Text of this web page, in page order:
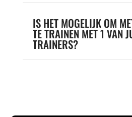
IS HET MOGELIJK OM
TE TRAINEN MET 1 VAN
TRAINERS?